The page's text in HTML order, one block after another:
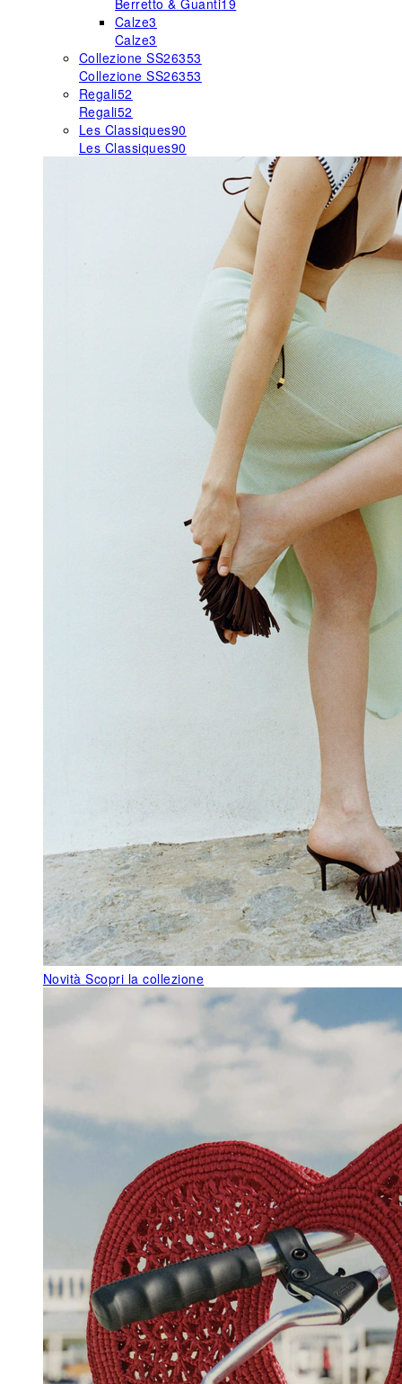
Berretto & Guanti19
Calze3
Calze3
Collezione SS26353
Collezione SS26353
Regali52
Regali52
Les Classiques90
Les Classiques90
NovitàScopri la collezione